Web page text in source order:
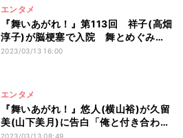
エンタメ
『舞いあがれ！』第113回 祥子(高畑
淳子)が脳梗塞で入院 舞とめぐみは
五島へ
2023/03/13 16:00
エンタメ
『舞いあがれ！』悠人(横山裕)が久留
美(山下美月)に告白「俺と付き合わへ
んか?」
2023/03/13 08:49